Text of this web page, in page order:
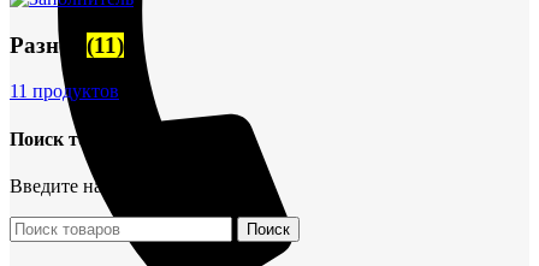
Разное (11)
11 продуктов
Поиск товаров
Введите название детали
Поиск